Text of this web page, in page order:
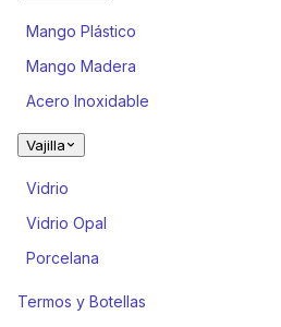
Mango Plástico
Mango Madera
Acero Inoxidable
Vajilla
Vidrio
Vidrio Opal
Porcelana
Termos y Botellas